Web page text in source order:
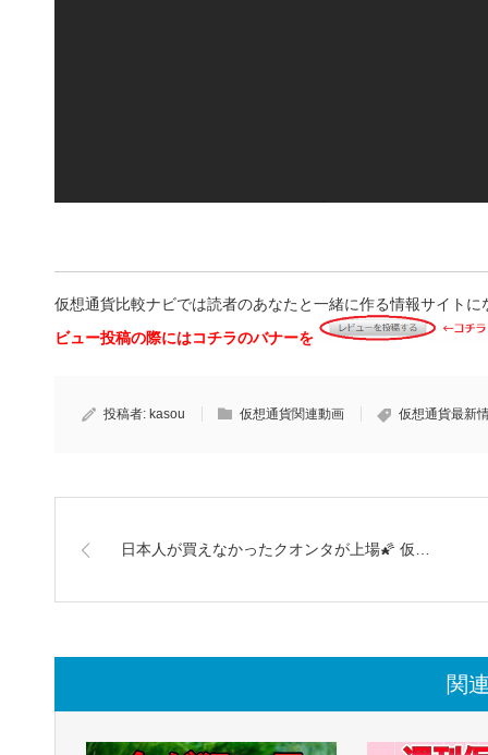
仮想通貨比較ナビでは読者のあなたと一緒に作る情報サイト
ビュー投稿の際にはコチラのバナーを
投稿者: kasou 仮想通貨関連動画 仮想通貨最新
日本人が買えなかったクオンタが上場🌠 仮…
関